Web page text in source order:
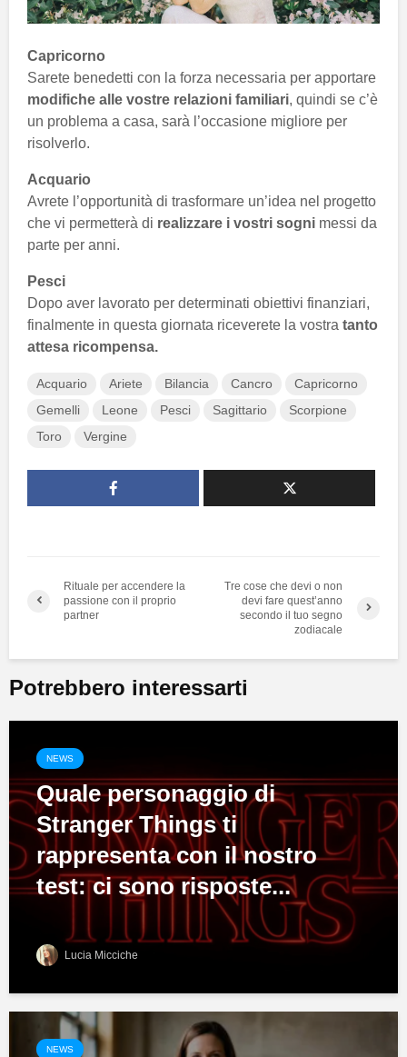
Capricorno
Sarete benedetti con la forza necessaria per apportare
modifiche alle vostre relazioni familiari, quindi se c’è
un problema a casa, sarà l’occasione migliore per
risolverlo.
Acquario
Avrete l’opportunità di trasformare un’idea nel progetto
che vi permetterà di realizzare i vostri sogni messi da
parte per anni.
Pesci
Dopo aver lavorato per determinati obiettivi finanziari,
finalmente in questa giornata riceverete la vostra tanto
attesa ricompensa.
Acquario Ariete Bilancia Cancro
Capricorno
Gemelli
Leone Pesci Sagittario
Scorpione
Toro
Vergine
Rituale per accendere la
passione con il proprio
partner
Tre cose che devi o non
devi fare quest’anno
secondo il tuo segno
zodiacale
Potrebbero interessarti
NEWS
Quale personaggio di
Stranger Things ti
rappresenta con il nostro
test: ci sono risposte...
Lucia Micciche
NEWS